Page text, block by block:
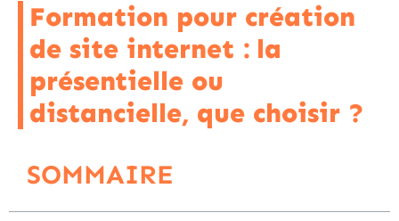
Formation pour création
de site internet : la
présentielle ou
distancielle, que choisir ?
SOMMAIRE